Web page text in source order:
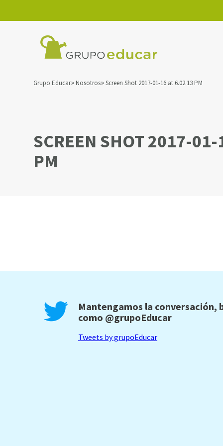
Grupo Educar Nosotros Screen Shot 2017-01-16 at 6.02.13 PM
SCREEN SHOT 2017-
PM
Mantengamos la
como @grupoEducar
Tweets by grupoEducar